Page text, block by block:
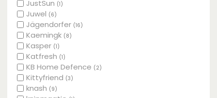
JustSun (1)
Juwel (6)
Jägendorfer (16)
Kaemingk (8)
Kasper (1)
Katfresh (1)
KB Home Defence (2)
Kittyfriend (3)
knash (9)